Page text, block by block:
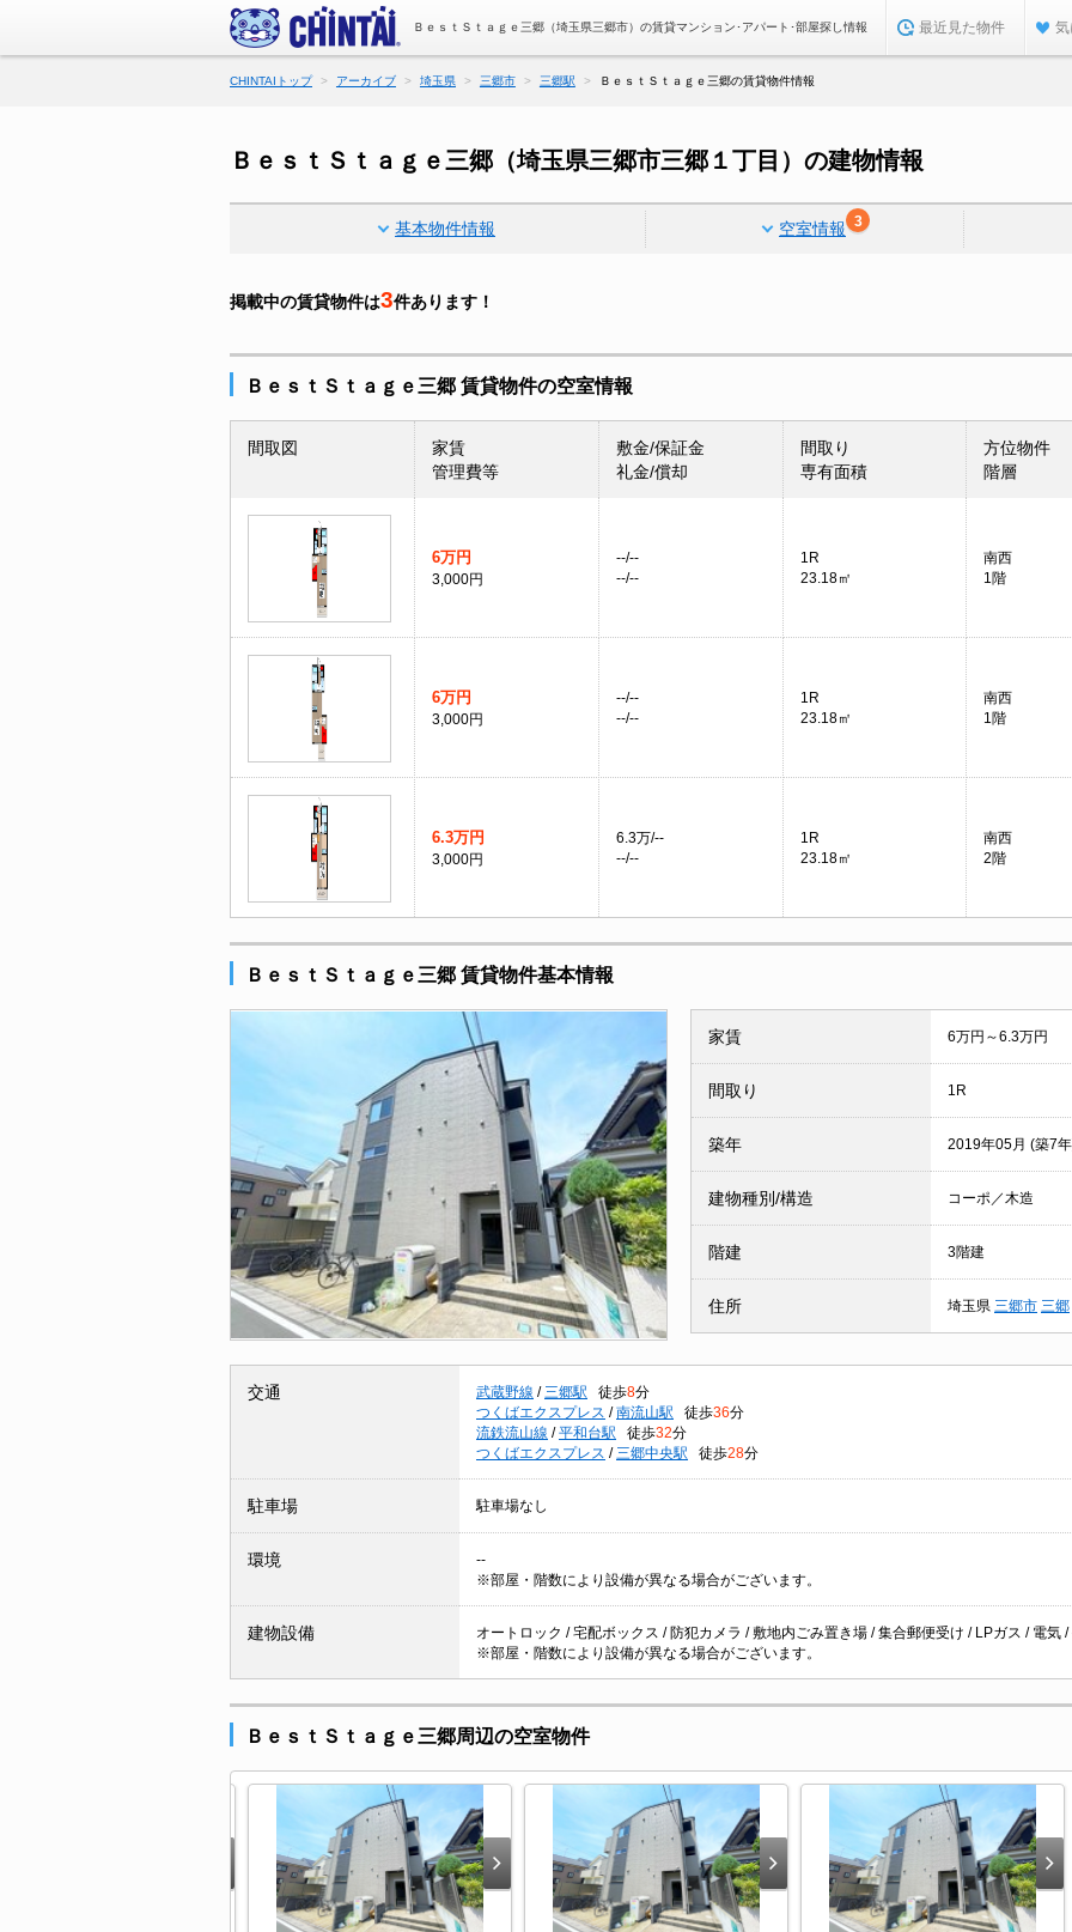
ＢｅｓｔＳｔａｇｅ三郷（埼玉県三郷市）の賃貸マンション･アパート･部屋探し情報 最近見た物件 気
CHINTAIトップ アーカイブ 埼玉県 三郷市 三郷駅 ＢｅｓｔＳｔａｇｅ三郷の賃貸物件情報
ＢｅｓｔＳｔａｇｅ三郷（埼玉県三郷市三郷１丁目）の建物情報
基本物件情報 空室情報 3
掲載中の賃貸物件は3件あります！
ＢｅｓｔＳｔａｇｅ三郷 賃貸物件の空室情報
間取図
家賃
管理費等
敷金/保証金
礼金/償却
間取り
専有面積
方位物件
階層
6万円
3,000円
--/--
--/--
1R
23.18㎡
南西
1階
6万円
3,000円
--/--
--/--
1R
23.18㎡
南西
1階
6.3万円
3,000円
6.3万/--
--/--
1R
23.18㎡
南西
2階
ＢｅｓｔＳｔａｇｅ三郷 賃貸物件基本情報
家賃 6万円～6.3万円
間取り 1R
築年 2019年05月 (築7
建物種別/構造 コーポ／木造
階建 3階建
住所 埼玉県 三郷市 三郷
交通 武蔵野線 / 三郷駅 徒歩8分
つくばエクスプレス / 南流山駅 徒歩36分
流鉄流山線 / 平和台駅 徒歩32分
つくばエクスプレス / 三郷中央駅 徒歩28分
駐車場 駐車場なし
環境
--
※部屋・階数により設備が異なる場合がございます。
建物設備
オートロック / 宅配ボックス / 防犯カメラ / 敷地内ごみ置き場 / 集合郵便受け / LPガス / 電気
※部屋・階数により設備が異なる場合がございます。
ＢｅｓｔＳｔａｇｅ三郷周辺の空室物件